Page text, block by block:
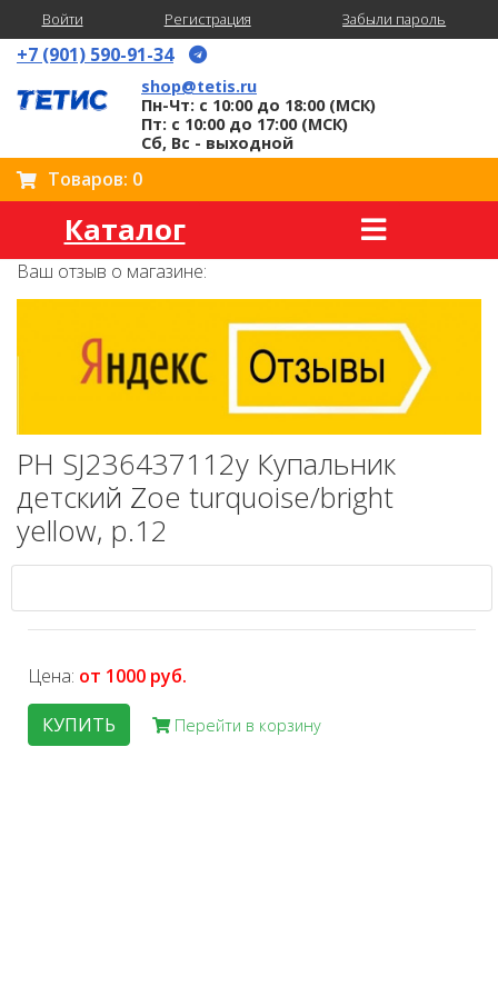
Войти Регистрация Забыли пароль
+7 (901) 590-91-34
shop@tetis.ru
Пн-Чт: с 10:00 до 18:00 (МСК)
Пт: с 10:00 до 17:00 (МСК)
Сб, Вс - выходной
Товаров: 0
Каталог
Ваш отзыв о магазине:
PH SJ236437112y Купальник
детский Zoe turquoise/bright
yellow, р.12
Цена: от 1000 руб.
КУПИТЬ
Перейти в корзину